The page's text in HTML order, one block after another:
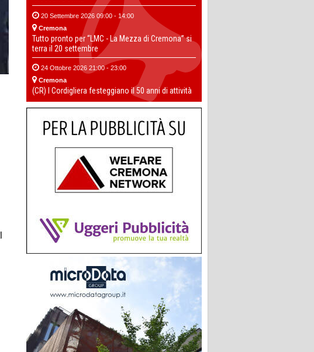
20 Settembre 2026 09:00 - 14:00
Cremona
Tutto pronto per “LMC - La Mezza di Cremona” si
terra il 20 settembre
24 Ottobre 2026 21:00 - 23:00
Cremona
(CR) I Cordigliera festeggiano il 50 anni di attività